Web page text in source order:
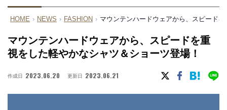
HOME › NEWS › FASHION › マウンテンハードウェアから、スピード
マウンテンハードウェアから、スピードを重
視をした軽やかなシャツ＆ショーツ登場！
作成日 2023.06.20 更新日 2023.06.21